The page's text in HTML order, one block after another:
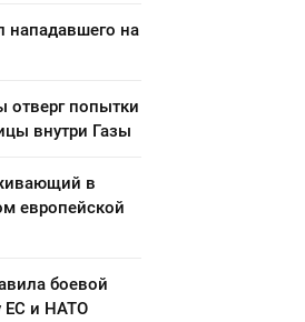
нападавшего на
отверг попытки
внутри Газы
в
европейской
боевой
ЕС и НАТО